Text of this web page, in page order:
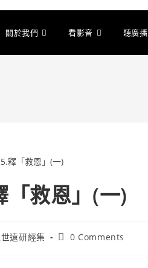
關於我們 看影音 聽廣播
「救恩」(一)
遠研經集 0 Comments